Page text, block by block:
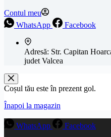
Contul meu
WhatsApp
Facebook
Adresă: Str. Capitan
judet Valcea
Coșul tău este în prezent gol.
Înapoi la magazin
WhatsApp Facebook